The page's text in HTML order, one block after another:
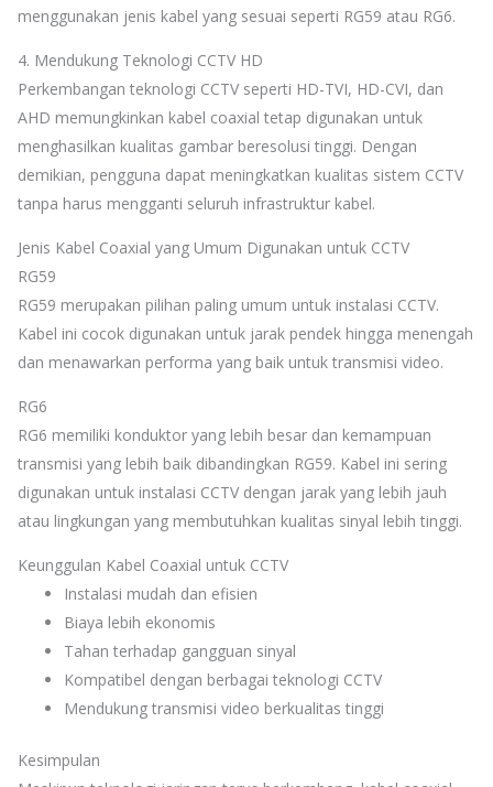
menggunakan jenis kabel yang sesuai seperti RG59 atau RG6.
4. Mendukung Teknologi CCTV HD
Perkembangan teknologi CCTV seperti HD-TVI, HD-CVI, dan
AHD memungkinkan kabel coaxial tetap digunakan untuk
menghasilkan kualitas gambar beresolusi tinggi. Dengan
demikian, pengguna dapat meningkatkan kualitas sistem CCTV
tanpa harus mengganti seluruh infrastruktur kabel.
Jenis Kabel Coaxial yang Umum Digunakan untuk CCTV
RG59
RG59 merupakan pilihan paling umum untuk instalasi CCTV.
Kabel ini cocok digunakan untuk jarak pendek hingga menengah
dan menawarkan performa yang baik untuk transmisi video.
RG6
RG6 memiliki konduktor yang lebih besar dan kemampuan
transmisi yang lebih baik dibandingkan RG59. Kabel ini sering
digunakan untuk instalasi CCTV dengan jarak yang lebih jauh
atau lingkungan yang membutuhkan kualitas sinyal lebih tinggi.
Keunggulan Kabel Coaxial untuk CCTV
Instalasi mudah dan efisien
Biaya lebih ekonomis
Tahan terhadap gangguan sinyal
Kompatibel dengan berbagai teknologi CCTV
Mendukung transmisi video berkualitas tinggi
Kesimpulan